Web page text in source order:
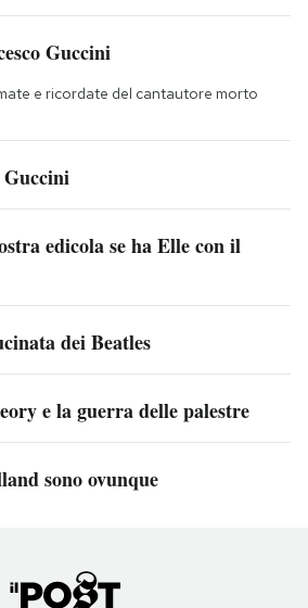
Guccini
e ricordate del cantautore morto
edicola se ha Elle con il
dei Beatles
e la guerra delle palestre
sono ovunque